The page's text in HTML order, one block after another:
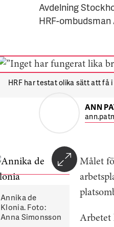
Avdelning
HRF-
HRF har testat olika sätt att få
ANN
Annika de
Klonia. Foto:
Anna Simonsson
Målet
Arbetet